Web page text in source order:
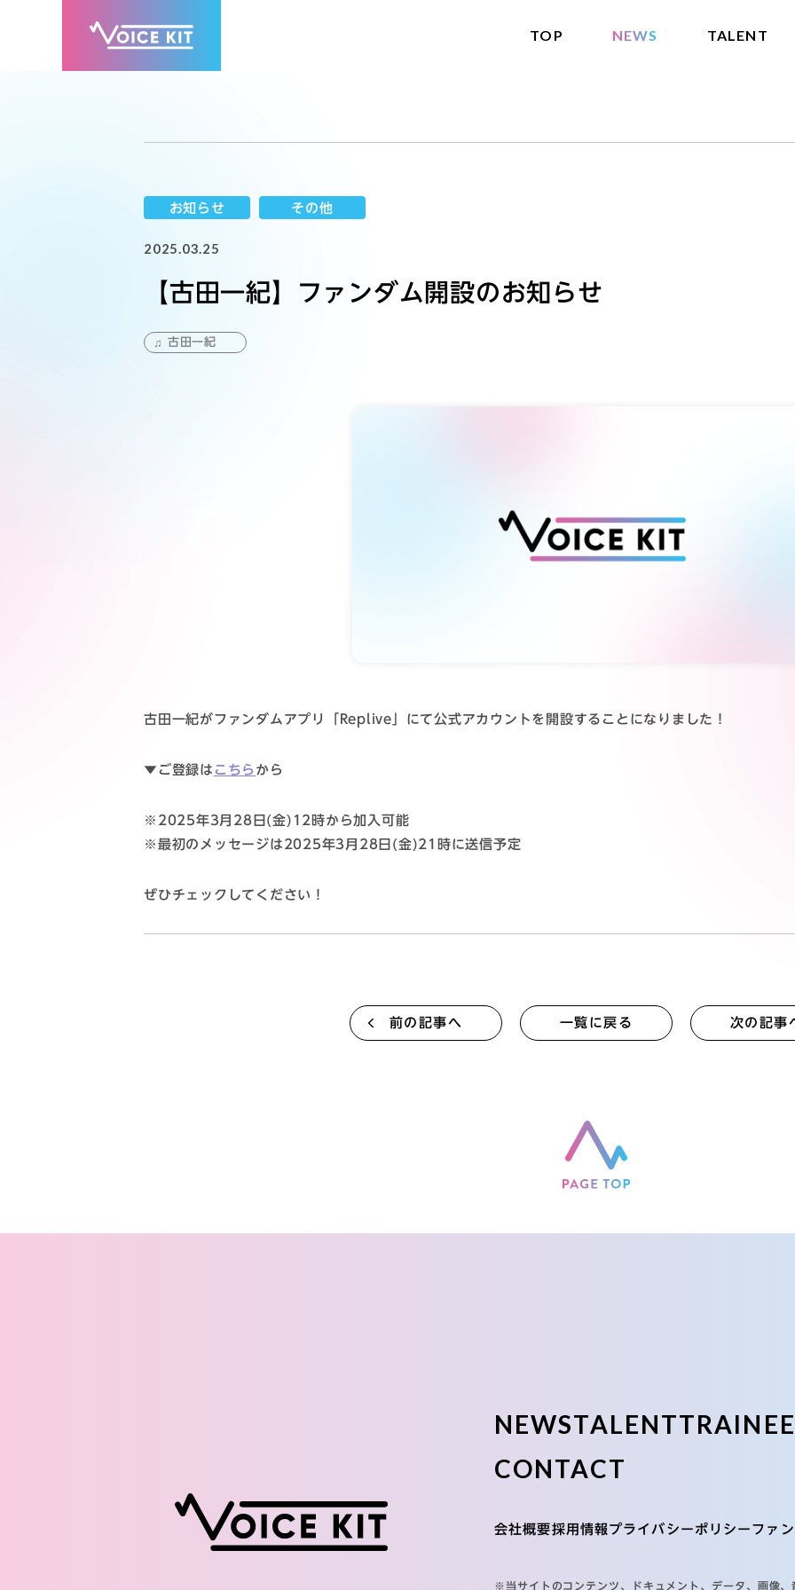
TOP NEWS TALENT
お知らせ その他
2025.03.25
【古田一紀】ファンダム開設のお知らせ
古田一紀
古田一紀がファンダムアプリ「Replive」にて公式アカウントを開設することになりました！
▼ご登録は こちら から
※2025年3月28日(金)12時から加入可能
※最初のメッセージは2025年3月28日(金)21時に送信予定
ぜひチェックしてください！
前の記事へ 一覧に戻る 次の記事
NEWSTALENTTRAINEE
CONTACT
会社概要採用情報プライバシーポリシー ファ
※当サイトのコンテンツ、ドキュメント、データ、画像